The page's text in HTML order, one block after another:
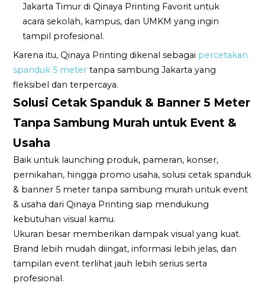
Jakarta Timur di Qinaya Printing Favorit untuk
acara sekolah, kampus, dan UMKM yang ingin
tampil profesional.
Karena itu, Qinaya Printing dikenal sebagai percetakan
spanduk 5 metertanpa sambung Jakarta yang
fleksibel dan terpercaya.
Solusi Cetak Spanduk & Banner 5 Meter
Tanpa Sambung Murah untuk Event &
Usaha
Baik untuk launching produk, pameran, konser,
pernikahan, hingga promo usaha, solusi cetak spanduk
& banner 5 meter tanpa sambung murah untuk event
& usaha dari Qinaya Printing siap mendukung
kebutuhan visual kamu.
Ukuran besar memberikan dampak visual yang kuat.
Brand lebih mudah diingat, informasi lebih jelas, dan
tampilan event terlihat jauh lebih serius serta
profesional.